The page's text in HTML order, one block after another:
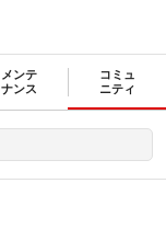
メンテ
ナンス
コミュ
ニティ